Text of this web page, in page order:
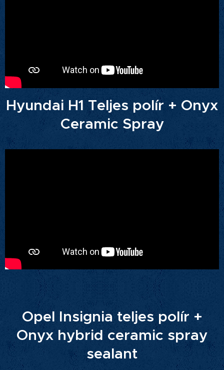
Hyundai H1 Teljes polír + Onyx
Ceramic Spray
Opel Insignia teljes polír +
Onyx hybrid ceramic spray
sealant